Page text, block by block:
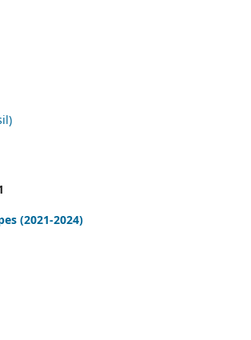
(2021-2024)